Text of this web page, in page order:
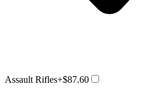
Assault Rifles+$87.60